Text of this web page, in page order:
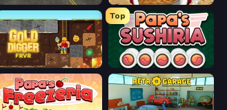
Gold Digger FRVR
Top
Papa's Sushiria